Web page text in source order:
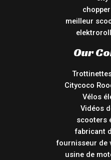
meilleur
Our
Citycoco
Vélos
Vidéos
scooters
fabricant
fournisseur de
usine de